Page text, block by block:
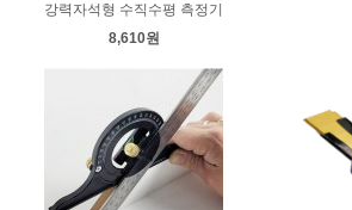
강력자석형 수직수평 측정기
8,610원